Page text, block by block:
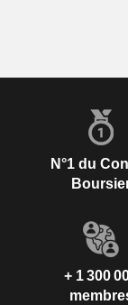
N°1 du
+ 1 300